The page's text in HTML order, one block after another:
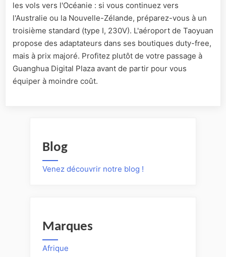
les vols vers l'Océanie : si vous continuez vers
l'Australie ou la Nouvelle-Zélande, préparez-vous à un
troisième standard (type I, 230V). L'aéroport de Taoyuan
propose des adaptateurs dans ses boutiques duty-free,
mais à prix majoré. Profitez plutôt de votre passage à
Guanghua Digital Plaza avant de partir pour vous
équiper à moindre coût.
Blog
Venez découvrir notre blog !
Marques
Afrique